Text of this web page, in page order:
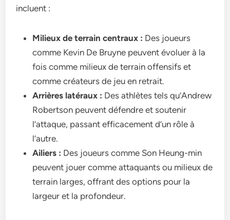
incluent :
Milieux de terrain centraux : Des joueurs
comme Kevin De Bruyne peuvent évoluer à la
fois comme milieux de terrain offensifs et
comme créateurs de jeu en retrait.
Arrières latéraux : Des athlètes tels qu’Andrew
Robertson peuvent défendre et soutenir
l’attaque, passant efficacement d’un rôle à
l’autre.
Ailiers : Des joueurs comme Son Heung-min
peuvent jouer comme attaquants ou milieux de
terrain larges, offrant des options pour la
largeur et la profondeur.